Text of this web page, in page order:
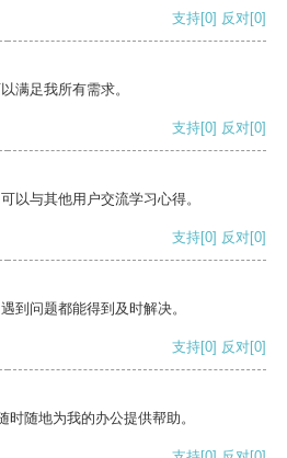
支持[0] 反对[0]
满足我所有需求。
支持[0] 反对[0]
以与其他用户交流学习心得。
支持[0] 反对[0]
到问题都能得到及时解决。
支持[0] 反对[0]
随地为我的办公提供帮助。